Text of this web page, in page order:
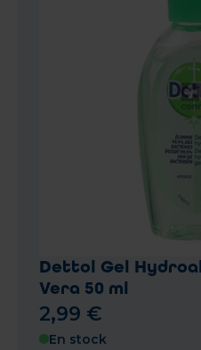
Dettol Gel
Vera 50 ml
2,99 €
En stock